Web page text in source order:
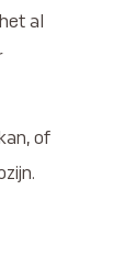
al
of